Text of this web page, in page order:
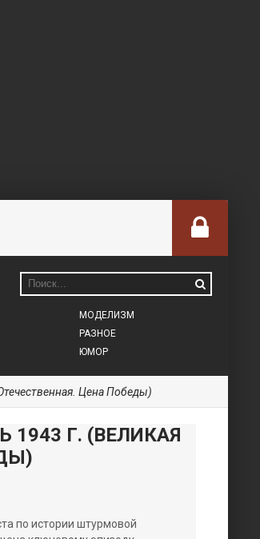
МОДЕЛИЗМ
РАЗНОЕ
ЮМОР
Цена Победы)
Г. (ВЕЛИКАЯ
по истории штурмовой